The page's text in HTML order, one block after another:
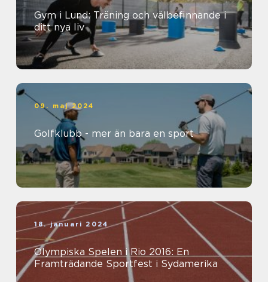
Gym i Lund: Träning och välbefinnande i
ditt nya liv
09. maj 2024
Golfklubb - mer än bara en sport
18. januari 2024
Olympiska Spelen i Rio 2016: En
Framträdande Sportfest i Sydamerika